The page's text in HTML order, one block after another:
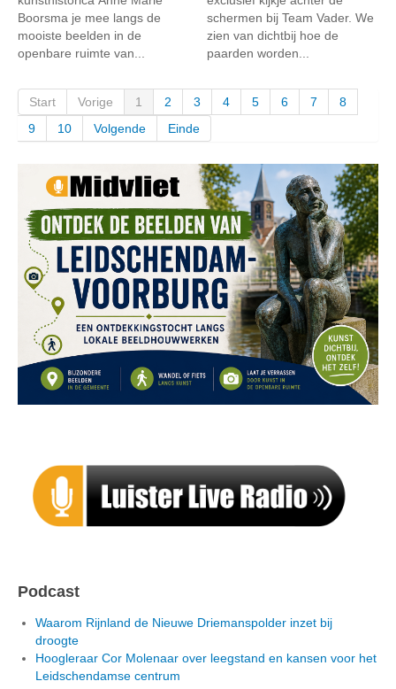
Boorsma je mee langs de
mooiste beelden in de
openbare ruimte van...
schermen bij Team Vader. We
zien van dichtbij hoe de
paarden worden...
Start Vorige 1 2 3 4 5 6 7
8
9
10 Volgende Einde
Podcast
Waarom Rijnland de Nieuwe Driemanspolder inzet bij
droogte
Hoogleraar Cor Molenaar over leegstand en kansen voor het
Leidschendamse centrum